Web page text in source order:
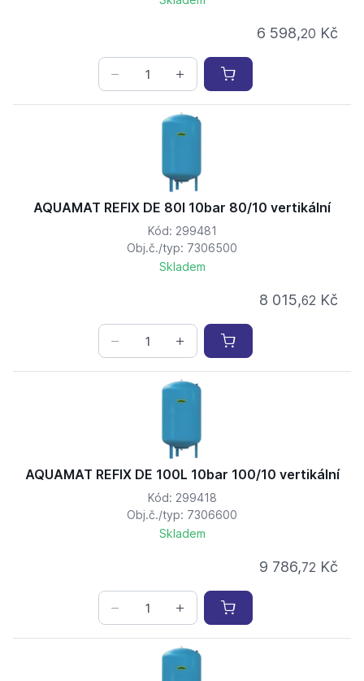
6 598,20 Kč
AQUAMAT REFIX DE 80l 10bar 80/10 vertikální
Kód: 299481
Obj.č./typ: 7306500
Skladem
8 015,62 Kč
AQUAMAT REFIX DE 100L 10bar 100/10 vertikální
Kód: 299418
Obj.č./typ: 7306600
Skladem
9 786,72 Kč